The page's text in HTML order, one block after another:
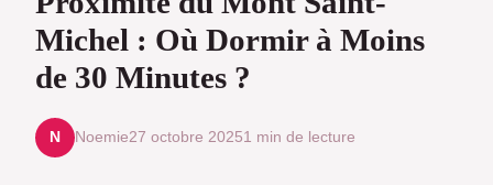
Michel : Où Dormir à Moins
de 30 Minutes ?
N Noemie27 octobre 20251 min de lecture